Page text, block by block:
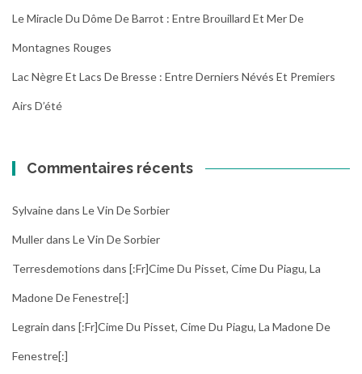
Le Miracle Du Dôme De Barrot : Entre Brouillard Et Mer De
Montagnes Rouges
Lac Nègre Et Lacs De Bresse : Entre Derniers Névés Et Premiers
Airs D’été
Commentaires récents
Sylvainedans Le Vin De Sorbier
Mullerdans Le Vin De Sorbier
Terresdemotions dans [:fr]Cime Du Pisset, Cime Du Piagu, La
Madone De Fenestre[:]
Legrain dans [:fr]Cime Du Pisset, Cime Du Piagu, La Madone De
Fenestre[:]